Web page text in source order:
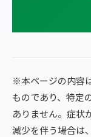
※本ページの内容
ものであり、特定
ありません。症状
減少を伴う場合は